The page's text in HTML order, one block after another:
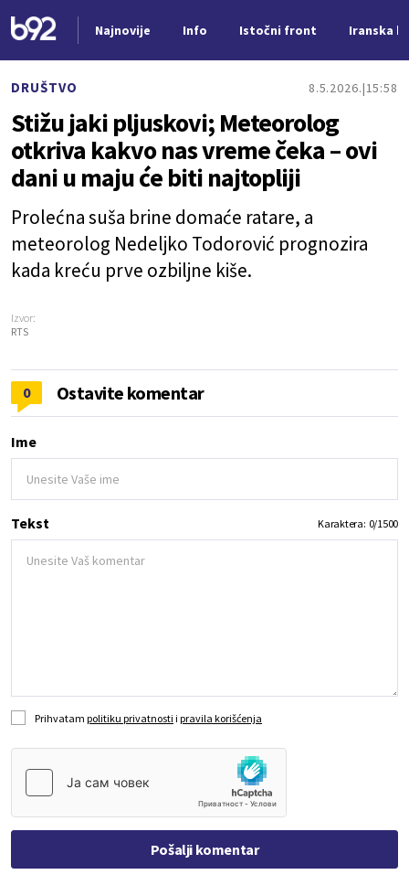
Najnovije Info Istočni front Iranska
DRUŠTVO 8.5.2026. 15:58
Stižu jaki pljuskovi; Meteorolog
otkriva kakvo nas vreme čeka – ovi
dani u maju će biti najtopliji
Prolećna suša brine domaće ratare, a
meteorolog Nedeljko Todorović prognozira
kada kreću prve ozbiljne kiše.
Izvor:
RTS
0 Ostavite komentar
Ime
Tekst Karaktera: 0/1500
Prihvatam politiku privatnosti i pravila korišćenja
Pošalji komentar